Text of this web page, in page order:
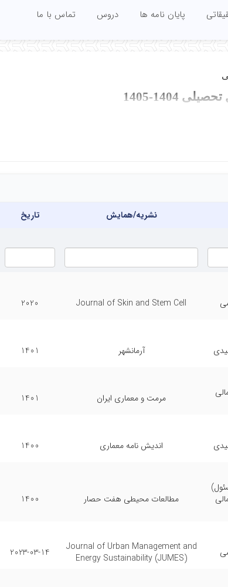
پایان نامه ها دروس تماس با ما
1405
طراحی فنی
جلسه شورای دانشگاه
حضور در دفتر دانشکده
نشریه/همایش تاریخ
Journal of Skin and Stem Cell
2020
آرمانشهر 1401
مرمت و معماری ایران 1401
اندیش نامه معماری 1400
مطالعات محیطی هفت حصار 1400
Journal of Urban Management and
Energy Sustainability (JUMES)
2023-03-14